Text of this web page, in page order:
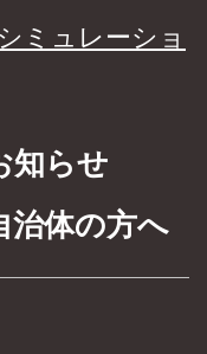
ミュレーショ
知らせ
治体の方へ